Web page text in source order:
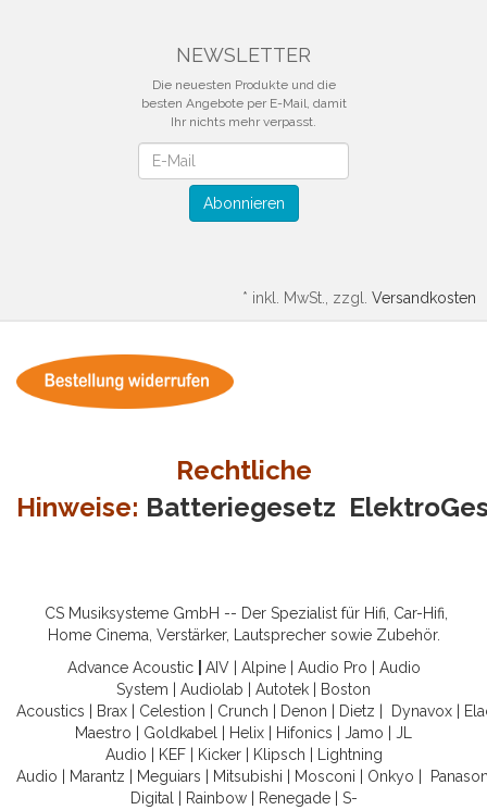
NEWSLETTER
Die neuesten Produkte und die
besten Angebote per E-Mail, damit
Ihr nichts mehr verpasst.
Abonnieren
* inkl. MwSt., zzgl. Versandkosten
Rechtliche
Hinweise: Batteriegesetz
CS Musiksysteme GmbH -- Der Spezialist für Hifi, Car-Hifi,
Home Cinema, Verstärker, Lautsprecher sowie Zubehör.
Advance Acoustic
AIV| Alpine| Audio Pro
Audio
System
Audiolab Autotek
Boston
Acoustics
Brax Celestion Crunch Denon Dietz Dynavox
Maestro
Goldkabel Helix Hifonics Jamo
JL
Audio
KEF| Kicker| Klipsch
Lightning
Audio
Marantz Meguiars Mitsubishi Mosconi Onkyo
Digital
Rainbow| Renegade| S-